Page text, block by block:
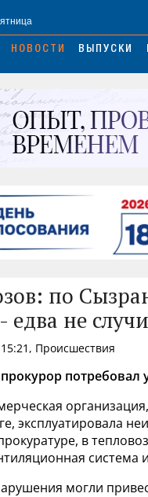
НОВОСТИ ВЫПУСКИ
по
едва не
Происшествия
потребовал
эксплуатировала
в
могли